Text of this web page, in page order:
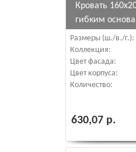
Кровать
гибким
LOZ160х200
Размеры (ш./в./г.):
Коллекция:
Цвет фасада:
Цвет корпуса:
Количество:
630,07 р.